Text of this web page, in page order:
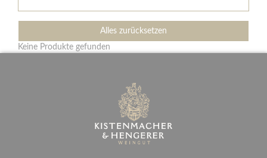
Alles zurücksetzen
Keine Produkte gefunden